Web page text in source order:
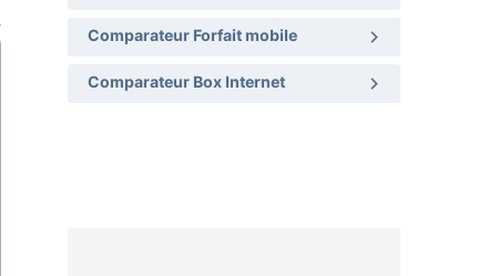
Comparateur Forfait mobile
Comparateur Box Internet